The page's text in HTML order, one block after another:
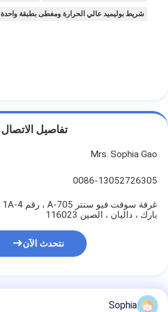
شريط بوليميد عالي الحرارة ومغطى بطبقة واحدة
تفاصيل الاتصال
Mrs. Sophia Gao
0086-13052726305
بارك ، داليان ، الصين 116023
نتحدث الآن
Sophia